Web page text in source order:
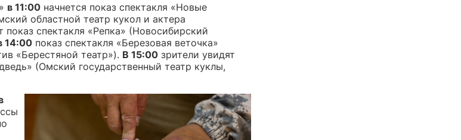
в 11:00 начнется показ спектакля «Новые
областной театр кукол и актера
показ спектакля «Репка» (Новосибирский
14:00 показ спектакля «Березовая веточка»
«Берестяной театр»). В 15:00 зрители увидят
(Омский государственный театр куклы,